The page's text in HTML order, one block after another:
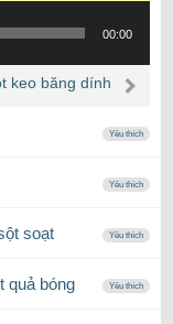
00:00
keo băng dính
Yêu thích
Yêu thích
soạt Yêu thích
quả bóng Yêu thích